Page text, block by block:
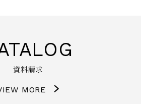
資料請求
MORE